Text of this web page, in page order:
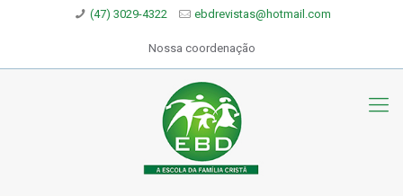
(47) 3029-4322 ebdrevistas@hotmail.com
Nossa coordenação